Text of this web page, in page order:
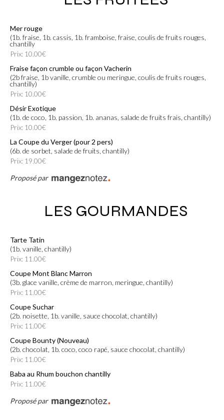
Mer rouge
(1b. fraise, 1b. cassis, 1b. framboise, fraise, coulis de fruits rouges,
chantilly
Prix: 10.00€
Fraise façon crumble ou façon Vacherin
(2b fraise, 1b vanille, crumble ou meringue, coulis de fruits rouges,
chantilly)
Prix: 10.00€
Désir Exotique
(1b. de coco, 1b. passion, 1b. ananas, salade de fruits frais, chantilly)
Prix: 10.00€
La Coupe du Verger (pour 2 pers)
(6b. de sorbet, salade de fruits, chantilly)
Prix: 19.00€
Proposé par
LES GOURMANDES
Tarte Tatin
(1b. vanille, chantilly)
Prix: 11.00€
Coupe Mont Blanc Marron
(3b. glace vanille, crème de marron, meringue, chantilly)
Prix: 11.00€
Coupe Suchar
(2b. noisette, 1b. vanille, sauce chocolat, chantilly)
Prix: 11.00€
Coupe Bounty (Nouveau)
(2b. chocolat, 1b. coco, coco rapé, sauce chocolat, chantilly)
Prix: 11.00€
Baba au Rhum bouchon chantilly
Prix: 11.00€
Proposé par